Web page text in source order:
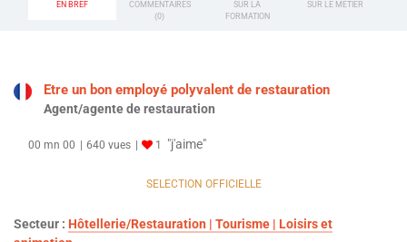
EN BREF
COMMENTAIRES
(0)
SUR LA
FORMATION
SUR LE MÉTIER
Etre un bon employé polyvalent de restauration
Agent/agente de restauration
00 mn 00 640 vues 1 "j'aime"
SELECTION OFFICIELLE
Secteur : Hôtellerie/Restauration | Tourisme | Loisirs et